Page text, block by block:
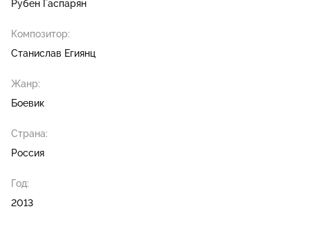
Рубен Гаспарян
Композитор:
Станислав Егиянц
Жанр:
Боевик
Страна:
Россия
Год:
2013